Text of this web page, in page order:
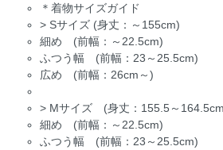
＊着物サイズガイド
> Sサイズ (身丈：～155cm)
細め (前幅：～22.5cm)
ふつう幅 (前幅：23～25.5cm)
広め (前幅：26cm～)
> Mサイズ (身丈：155.5～
細め (前幅：～22.5cm)
ふつう幅 (前幅：23～25.5cm)